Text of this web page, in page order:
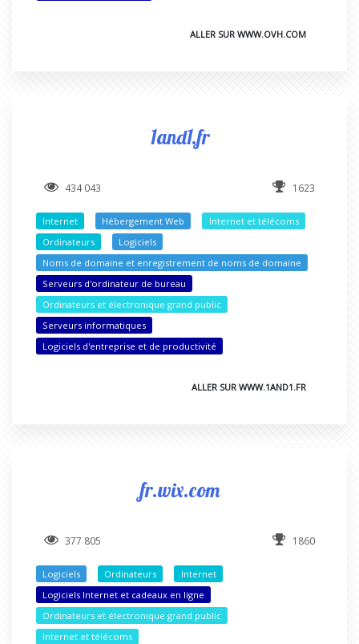
ALLER SUR WWW.OVH.COM
1and1.fr
434 043 1623
Internet Hébergement Web
Internet et télécoms
Ordinateurs
Logiciels
Noms de domaine et enregistrement de noms de domaine
Serveurs d'ordinateur de bureau
Ordinateurs et électronique grand public
Serveurs informatiques
Logiciels d'entreprise et de productivité
ALLER SUR WWW.1AND1.FR
fr.wix.com
377 805 1860
Logiciels Ordinateurs
Internet
Logiciels Internet et cadeaux en ligne
Ordinateurs et électronique grand public
Internet et télécoms